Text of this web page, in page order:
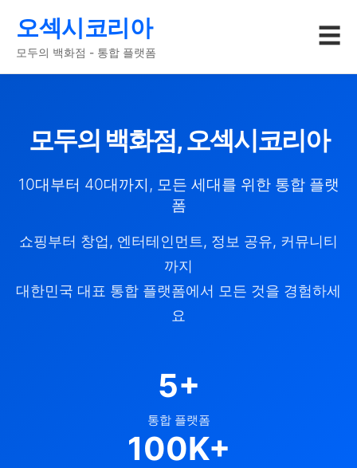
오섹시코리아
모두의 백화점 - 통합 플랫폼
☰
모두의 백화점, 오섹시코리아
10대부터 40대까지, 모든 세대를 위한 통합 플랫
폼
쇼핑부터 창업, 엔터테인먼트, 정보 공유, 커뮤니티
까지
대한민국 대표 통합 플랫폼에서 모든 것을 경험하세
요
5+
통합 플랫폼
100K+